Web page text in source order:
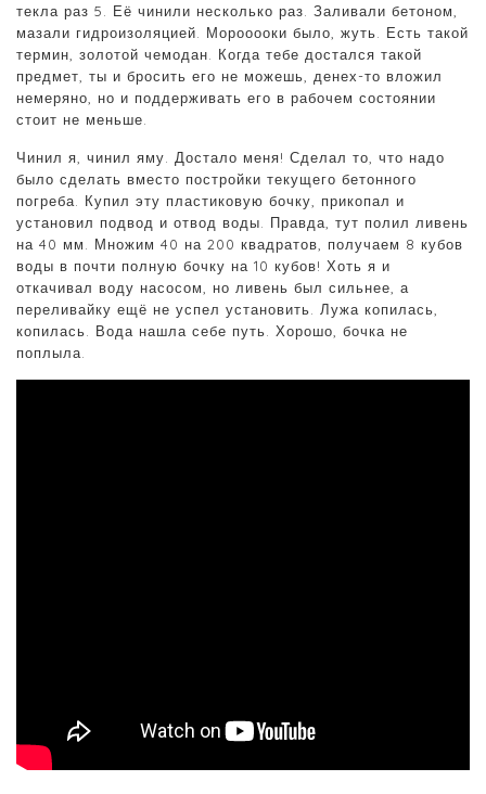
текла раз 5. Её чинили несколько раз. Заливали бетоном,
мазали гидроизоляцией. Морооооки было, жуть. Есть такой
термин, золотой чемодан. Когда тебе достался такой
предмет, ты и бросить его не можешь, денех-то вложил
немеряно, но и поддерживать его в рабочем состоянии
стоит не меньше.
Чинил я, чинил яму. Достало меня! Сделал то, что надо
было сделать вместо постройки текущего бетонного
погреба. Купил эту пластиковую бочку, прикопал и
установил подвод и отвод воды. Правда, тут полил ливень
на 40 мм. Множим 40 на 200 квадратов, получаем 8 кубов
воды в почти полную бочку на 10 кубов! Хоть я и
откачивал воду насосом, но ливень был сильнее, а
переливайку ещё не успел установить. Лужа копилась,
копилась. Вода нашла себе путь. Хорошо, бочка не
поплыла.